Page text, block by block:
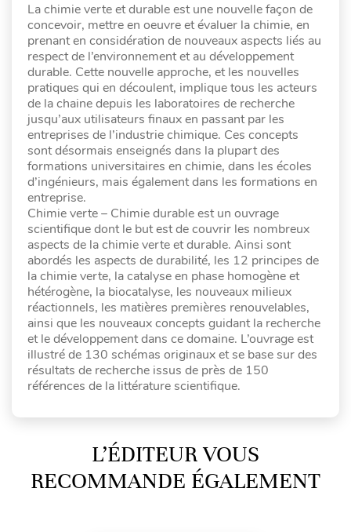
La chimie verte et durable est une nouvelle façon de
concevoir, mettre en oeuvre et évaluer la chimie, en
prenant en considération de nouveaux aspects liés au
respect de l’environnement et au développement
durable. Cette nouvelle approche, et les nouvelles
pratiques qui en découlent, implique tous les acteurs
de la chaine depuis les laboratoires de recherche
jusqu’aux utilisateurs finaux en passant par les
entreprises de l’industrie chimique. Ces concepts
sont désormais enseignés dans la plupart des
formations universitaires en chimie, dans les écoles
d’ingénieurs, mais également dans les formations en
entreprise.
Chimie verte – Chimie durable est un ouvrage
scientifique dont le but est de couvrir les nombreux
aspects de la chimie verte et durable. Ainsi sont
abordés les aspects de durabilité, les 12 principes de
la chimie verte, la catalyse en phase homogène et
hétérogène, la biocatalyse, les nouveaux milieux
réactionnels, les matières premières renouvelables,
ainsi que les nouveaux concepts guidant la recherche
et le développement dans ce domaine. L’ouvrage est
illustré de 130 schémas originaux et se base sur des
résultats de recherche issus de près de 150
références de la littérature scientifique.
L’ÉDITEUR VOUS
RECOMMANDE ÉGALEMENT